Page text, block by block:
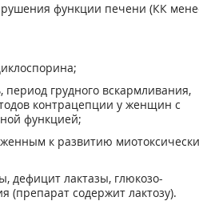
функции печени (КК
грудного вскармливания,
контрацепции у женщин с
функцией;
к развитию
дефицит лактазы, глюкозо-
(препарат содержит лактозу).